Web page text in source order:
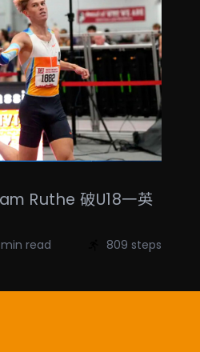
Ruthe 破U18一英
min read 809 steps